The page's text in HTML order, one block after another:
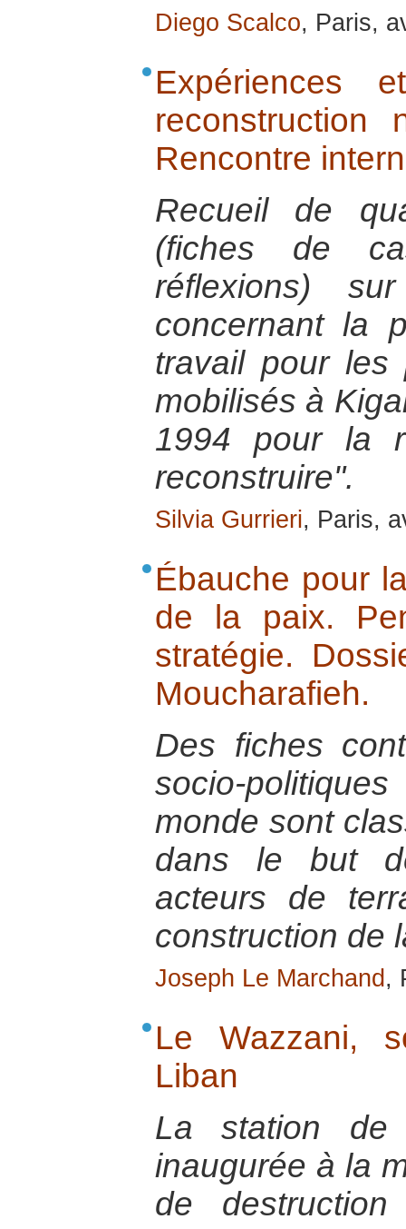
Diego Scalco, Paris,
Expériences
Rencontre
Recueil de
(fiches de
réflexions)
concernant la
travail pour les
mobilisés à
1994 pour la
reconstruire".
Silvia Gurrieri, Paris,
Ébauche pour
de la paix.
stratégie.
Moucharafieh.
Des fiches
socio-
monde sont
dans le but
acteurs de
construction de
Joseph Le Marchand ,
Le Wazzani,
Liban
La station de
inaugurée à la
de